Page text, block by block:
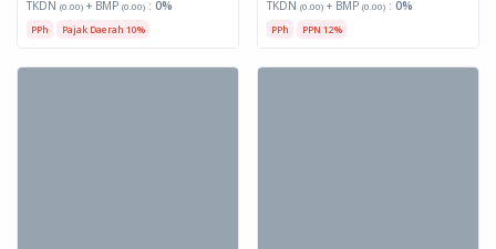
TKDN (0.00) + BMP (0.00) : 0%
PPh Pajak Daerah 10%
TKDN (0.00) + BMP (0.00) : 0%
PPh PPN 12%